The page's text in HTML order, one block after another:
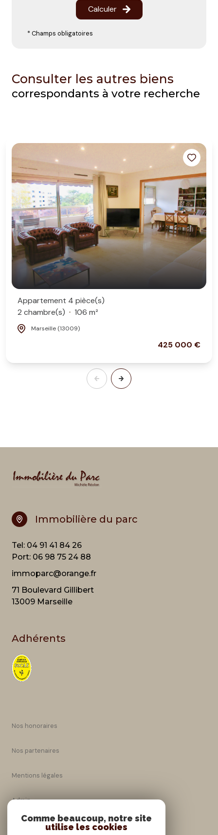
Calculer
* Champs obligatoires
Consulter les autres biens
correspondants à votre recherche
Appartement 4 pièce(s)
2 chambre(s)
106 m²
Marseille (13009)
425 000 €
Immobilière du parc
Tel: 04 91 41 84 26
Port: 06 98 75 24 88
immoparc@orange.fr
71 Boulevard Gillibert
13009 Marseille
Adhérents
Nos honoraires
Nos partenaires
Mentions légales
Admin
Nos honoraires
Comme beaucoup, notre site
utilise les cookies